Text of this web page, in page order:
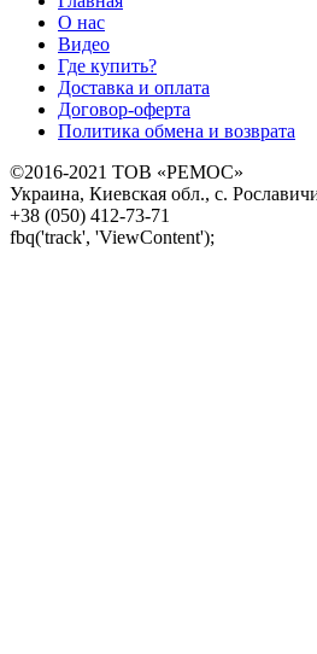
О нас
Видео
Где купить?
Доставка и оплата
Договор-оферта
Политика обмена и возврата
©2016-2021 ТОВ «РЕМОС»
Украина, Киевская обл., с.
+38 (050) 412-73-71
fbq('track', 'ViewContent');